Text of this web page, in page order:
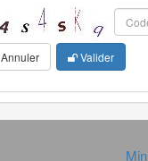
Annuler Valider